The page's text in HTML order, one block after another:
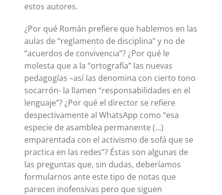
estos autores.
¿Por qué Román prefiere que hablemos en las
aulas de “reglamento de disciplina” y no de
“acuerdos de convivencia”? ¿Por qué le
molesta que a la “ortografía” las nuevas
pedagogías –así las denomina con cierto tono
socarrón- la llamen “responsabilidades en el
lenguaje”? ¿Por qué el director se refiere
despectivamente al WhatsApp como “esa
especie de asamblea permanente (…)
emparentada con el activismo de sofá que se
practica en las redes”? Éstas son algunas de
las preguntas que, sin dudas, deberíamos
formularnos ante este tipo de notas que
parecen inofensivas pero que siguen